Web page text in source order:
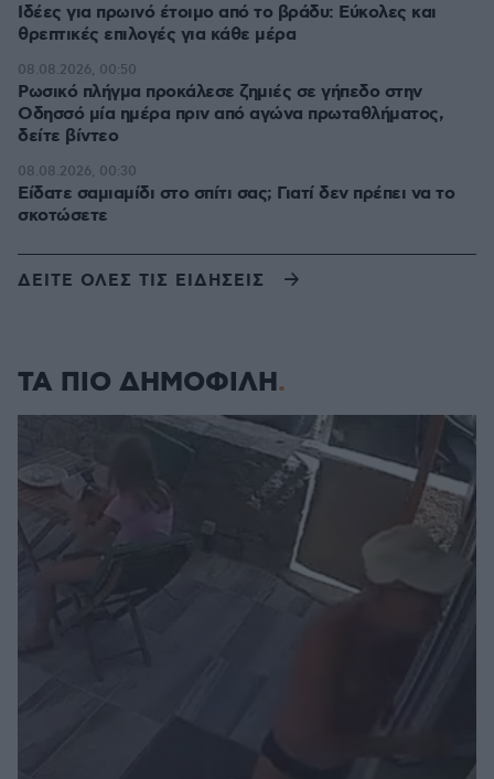
Ιδέες για πρωινό έτοιμο από το βράδυ: Εύκολες και
θρεπτικές επιλογές για κάθε μέρα
Ρωσικό πλήγμα προκάλεσε ζημιές σε γήπεδο στην
Οδησσό μία ημέρα πριν από αγώνα πρωταθλήματος,
δείτε βίντεο
08.08.2026, 00:50
Είδατε σαμιαμίδι στο σπίτι σας; Γιατί δεν πρέπει να το
σκοτώσετε
08.08.2026, 00:30
ΔΕΙΤΕ ΟΛΕΣ ΤΙΣ ΕΙΔΗΣΕΙΣ
ΤΑ ΠΙΟ ΔΗΜΟΦΙΛΗ